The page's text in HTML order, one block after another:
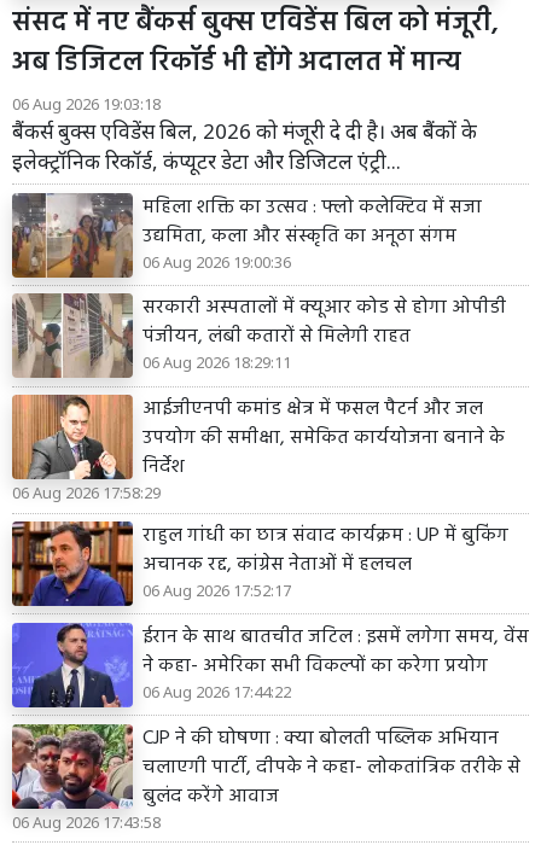
संसद में नए बैंकर्स बुक्स एविडेंस बिल को मंजूरी,
अब डिजिटल रिकॉर्ड भी होंगे अदालत में मान्य
06 Aug 2026 19:03:18
बैंकर्स बुक्स एविडेंस बिल, 2026 को मंजूरी दे दी है। अब बैंकों के
इलेक्ट्रॉनिक रिकॉर्ड, कंप्यूटर डेटा और डिजिटल एंट्री...
महिला शक्ति का उत्सव : फ्लो कलेक्टिव में सजा
उद्यमिता, कला और संस्कृति का अनूठा संगम
06 Aug 2026 19:00:36
सरकारी अस्पतालों में क्यूआर कोड से होगा ओपीडी
पंजीयन, लंबी कतारों से मिलेगी राहत
06 Aug 2026 18:29:11
आईजीएनपी कमांड क्षेत्र में फसल पैटर्न और जल
उपयोग की समीक्षा, समेकित कार्ययोजना बनाने के
निर्देश
06 Aug 2026 17:58:29
राहुल गांधी का छात्र संवाद कार्यक्रम : UP में बुकिंग
अचानक रद्द, कांग्रेस नेताओं में हलचल
06 Aug 2026 17:52:17
ईरान के साथ बातचीत जटिल : इसमें लगेगा समय, वेंस
ने कहा- अमेरिका सभी विकल्पों का करेगा प्रयोग
06 Aug 2026 17:44:22
CJP ने की घोषणा : क्या बोलती पब्लिक अभियान
चलाएगी पार्टी, दीपके ने कहा- लोकतांत्रिक तरीके से
बुलंद करेंगे आवाज
06 Aug 2026 17:43:58